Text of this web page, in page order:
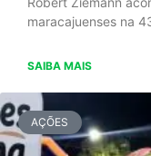
maracajuenses na
SAIBA MAIS
AÇÕES